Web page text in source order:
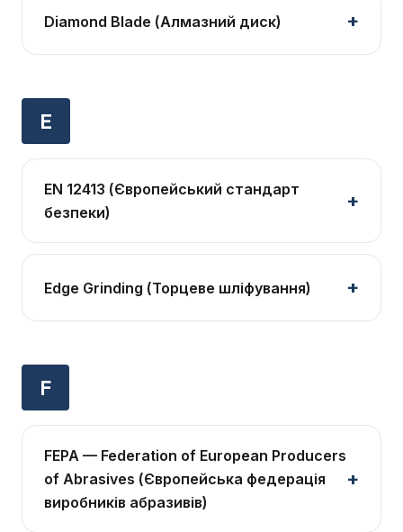
Diamond Blade (Алмазний диск)
E
EN 12413 (Європейський стандарт
безпеки)
Edge Grinding (Торцеве шліфування)
F
FEPA — Federation of European Producers
of Abrasives (Європейська федерація
виробників абразивів)